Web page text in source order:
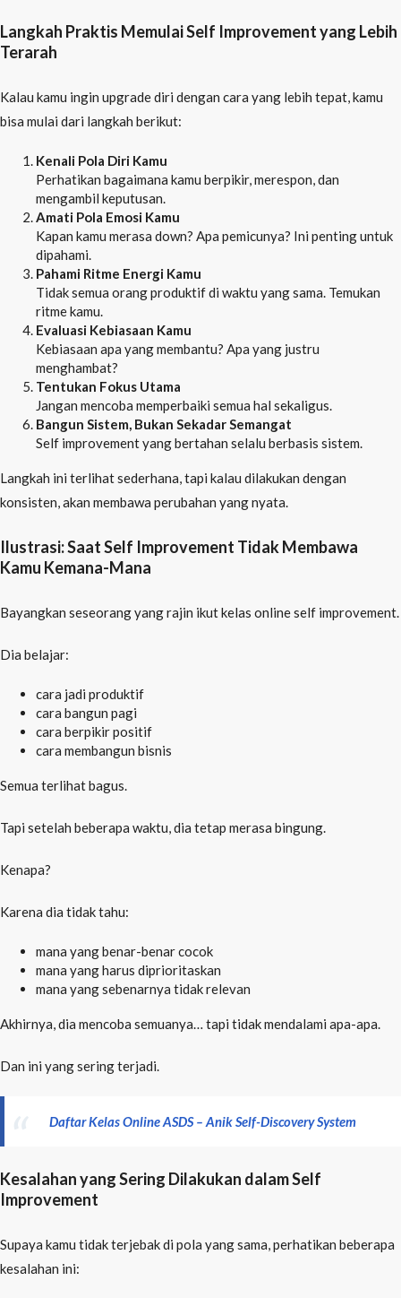
Langkah Praktis Memulai Self Improvement yang Lebih
Terarah
Kalau kamu ingin upgrade diri dengan cara yang lebih tepat, kamu
bisa mulai dari langkah berikut:
Kenali Pola Diri Kamu
Perhatikan bagaimana kamu berpikir, merespon, dan
mengambil keputusan.
Amati Pola Emosi Kamu
Kapan kamu merasa down? Apa pemicunya? Ini penting untuk
dipahami.
Pahami Ritme Energi Kamu
Tidak semua orang produktif di waktu yang sama. Temukan
ritme kamu.
Evaluasi Kebiasaan Kamu
Kebiasaan apa yang membantu? Apa yang justru
menghambat?
Tentukan Fokus Utama
Jangan mencoba memperbaiki semua hal sekaligus.
Bangun Sistem, Bukan Sekadar Semangat
Self improvement yang bertahan selalu berbasis sistem.
Langkah ini terlihat sederhana, tapi kalau dilakukan dengan
konsisten, akan membawa perubahan yang nyata.
Ilustrasi: Saat Self Improvement Tidak Membawa
Kamu Kemana-Mana
Bayangkan seseorang yang rajin ikut kelas online self improvement.
Dia belajar:
cara jadi produktif
cara bangun pagi
cara berpikir positif
cara membangun bisnis
Semua terlihat bagus.
Tapi setelah beberapa waktu, dia tetap merasa bingung.
Kenapa?
Karena dia tidak tahu:
mana yang benar-benar cocok
mana yang harus diprioritaskan
mana yang sebenarnya tidak relevan
Akhirnya, dia mencoba semuanya… tapi tidak mendalami apa-apa.
Dan ini yang sering terjadi.
Daftar Kelas Online ASDS – Anik Self-Discovery System
Kesalahan yang Sering Dilakukan dalam Self
Improvement
Supaya kamu tidak terjebak di pola yang sama, perhatikan beberapa
kesalahan ini: